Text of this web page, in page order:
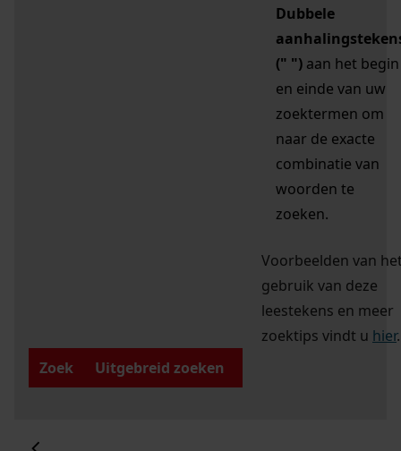
Dubbele
(" ") aan het begin
en einde van uw
zoektermen om
naar de exacte
combinatie van
woorden te
zoeken.
Voorbeelden van
gebruik van deze
leestekens en meer
zoektips vindt u hier.
Zoek
Uitgebreid zoeken